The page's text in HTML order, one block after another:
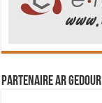
Partenaire Ar Gedour